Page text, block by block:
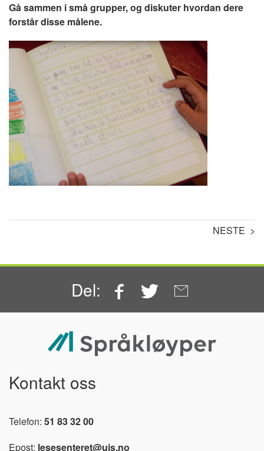
Gå sammen i små grupper, og diskuter hvordan dere
forstår disse målene.
Image
NESTE >
Del: Facebook
Twitter
Kontakt oss
Telefon: 51 83 32 00
Epost: lesesenteret@uis.no